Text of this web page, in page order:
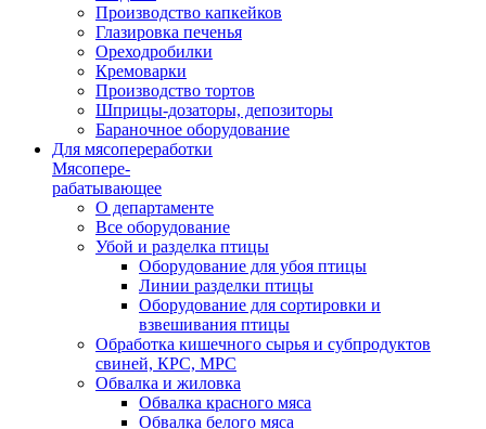
Производство капкейков
Глазировка печенья
Ореходробилки
Кремоварки
Производство тортов
Шприцы-дозаторы, депозиторы
Бараночное оборудование
Для мясопереработки
Мясопере-
рабатывающее
О департаменте
Все оборудование
Убой и разделка птицы
Оборудование для убоя птицы
Линии разделки птицы
Оборудование для сортировки и
взвешивания птицы
Обработка кишечного сырья и субпродуктов
свиней, КРС, МРС
Обвалка и жиловка
Обвалка красного мяса
Обвалка белого мяса